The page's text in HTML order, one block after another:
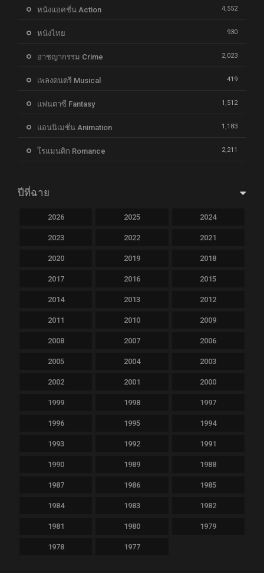
หนังแอคชั่น Action 4,552
หนังไทย 930
อาชญากรรม Crime 2,023
เพลงดนตรี Musical 419
แฟนตาซี Fantasy 1,512
แอนนิเมชั่น Animation 1,183
โรแมนติก Romance 2,211
ปีที่ฉาย
2026 2025 2024
2023 2022 2021
2020 2019 2018
2017 2016 2015
2014 2013 2012
2011 2010 2009
2008 2007 2006
2005 2004 2003
2002 2001 2000
1999 1998 1997
1996 1995 1994
1993 1992 1991
1990 1989 1988
1987 1986 1985
1984 1983 1982
1981 1980 1979
1978 1977